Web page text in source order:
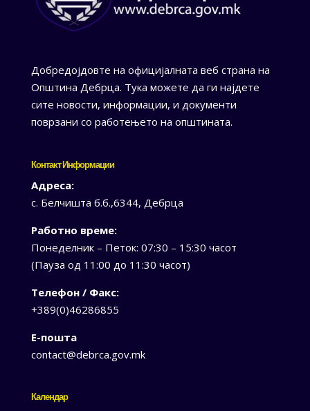
Добредојдовте на официјалната веб страна на
Општина Дебрца. Тука можете да ги најдете
сите новости, информации, и документи
поврзани со работењето на општината.
Контакт Информации
Адреса:
с. Белчишта б.б.,6344, Дебрца
Работно време:
Понеделник – Петок: 07:30 – 15:30 часот
(Пауза од 11:00 до 11:30 часот)
Телефон / Факс:
+389(0)46286855
Е-пошта
contact@debrca.gov.mk
Календар